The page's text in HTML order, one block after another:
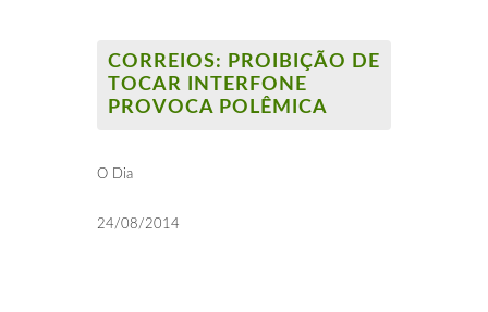
CORREIOS: PROIBIÇÃO DE
TOCAR INTERFONE
PROVOCA POLÊMICA
O Dia
24/08/2014